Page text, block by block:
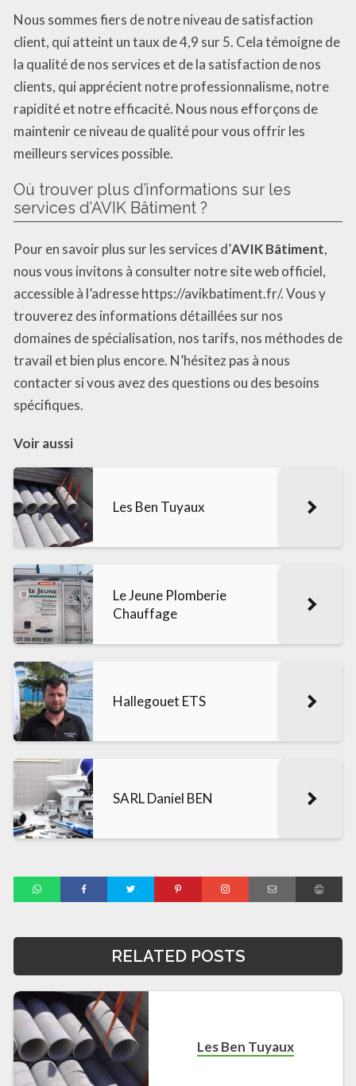
Nous sommes fiers de notre niveau de satisfaction
client, qui atteint un taux de 4,9 sur 5. Cela témoigne de
la qualité de nos services et de la satisfaction de nos
clients, qui apprécient notre professionnalisme, notre
rapidité et notre efficacité. Nous nous efforçons de
maintenir ce niveau de qualité pour vous offrir les
meilleurs services possible.
Où trouver plus d’informations sur les
services d’AVIK Bâtiment ?
Pour en savoir plus sur les services d’AVIK Bâtiment,
nous vous invitons à consulter notre site web officiel,
accessible à l’adresse https://avikbatiment.fr/. Vous y
trouverez des informations détaillées sur nos
domaines de spécialisation, nos tarifs, nos méthodes de
travail et bien plus encore. N’hésitez pas à nous
contacter si vous avez des questions ou des besoins
spécifiques.
Voir aussi
Les Ben Tuyaux
Le Jeune Plomberie
Chauffage
Hallegouet ETS
SARL Daniel BEN
RELATED POSTS
Les Ben Tuyaux